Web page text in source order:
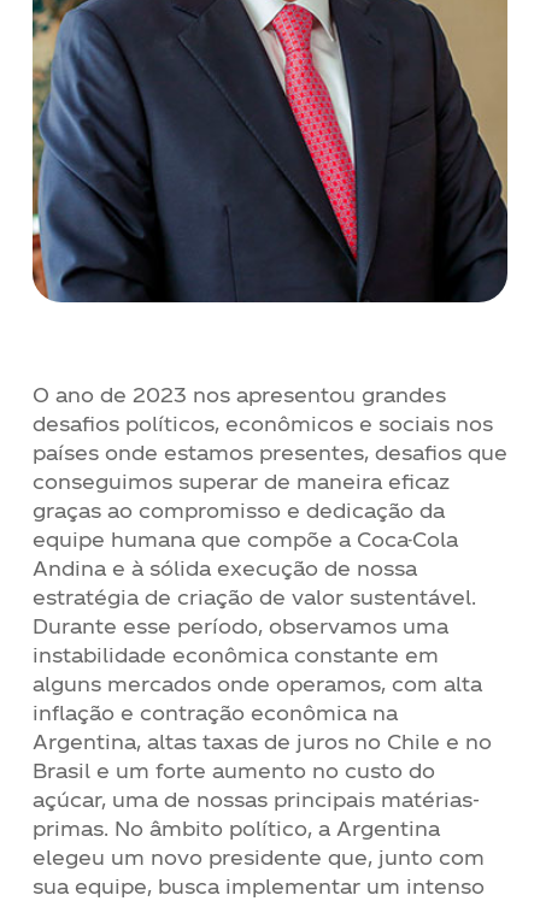
Notícias
Trabalhe Conosco
Documentos de interesse
O ano de 2023 nos apresentou grandes
desafios políticos, econômicos e sociais nos
países onde estamos presentes, desafios que
conseguimos superar de maneira eficaz
graças ao compromisso e dedicação da
equipe humana que compõe a Coca-Cola
Andina e à sólida execução de nossa
estratégia de criação de valor sustentável.
Durante esse período, observamos uma
instabilidade econômica constante em
alguns mercados onde operamos, com alta
inflação e contração econômica na
Argentina, altas taxas de juros no Chile e no
Brasil e um forte aumento no custo do
açúcar, uma de nossas principais matérias-
primas. No âmbito político, a Argentina
elegeu um novo presidente que, junto com
sua equipe, busca implementar um intenso